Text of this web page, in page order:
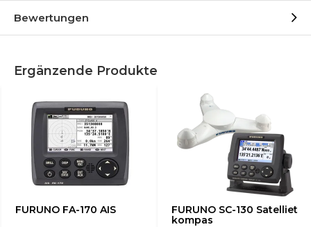
Bewertungen
Ergänzende Produkte
FURUNO FA-170 AIS
FURUNO SC-130 Satelliet
kompas